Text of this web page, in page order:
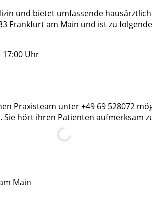
und bietet umfassende
Frankfurt am Main und ist zu
17:00 Uhr
Praxisteam unter +49 69 528072
hört ihren Patienten aufmerksam
Main